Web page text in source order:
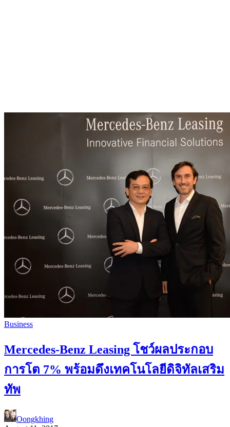
Business
Mercedes-Benz Leasing โชว์ผลประกอบ
การโต 7% พร้อมดึงเทคโนโลยีดิจิทัลเสริม
ทัพ
Oongkhing